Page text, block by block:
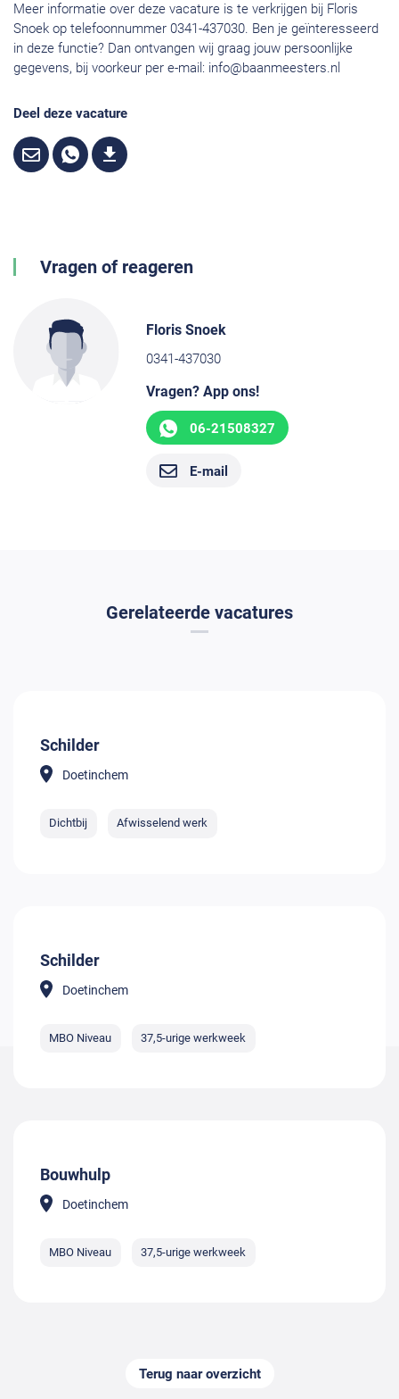
Meer informatie over deze vacature is te verkrijgen bij Floris
Snoek op telefoonnummer 0341-437030. Ben je geïnteresseerd
in deze functie? Dan ontvangen wij graag jouw persoonlijke
gegevens, bij voorkeur per e-mail: info@baanmeesters.nl
Deel deze vacature
Vragen of reageren
Floris Snoek
0341-437030
Vragen? App ons!
06-21508327
E-mail
Gerelateerde vacatures
Schilder
Doetinchem
Dichtbij Afwisselend werk
Schilder
Doetinchem
MBO Niveau 37,5-urige werkweek
Bouwhulp
Doetinchem
MBO Niveau 37,5-urige werkweek
Terug naar overzicht